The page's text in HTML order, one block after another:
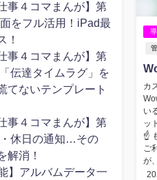
カ
い
ッ
☝
ご
が
事４コマまんが】第
をフル活用！iPad最
！
事４コマまんが】第
伝達タイムラグ」を
てないテンプレート
事４コマまんが】第
休日の通知…その
解消！
】アルバムデータ一